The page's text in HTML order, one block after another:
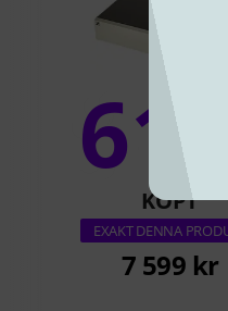
KÖPT
EXAKT DENNA
7 599 kr